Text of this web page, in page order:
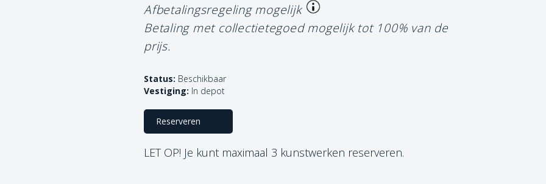
Afbetalingsregeling mogelijk
Betaling met collectietegoed mogelijk tot 100% van de
prijs.
Status: Beschikbaar
Vestiging: In depot
Reserveren
LET OP! Je kunt maximaal 3 kunstwerken reserveren.